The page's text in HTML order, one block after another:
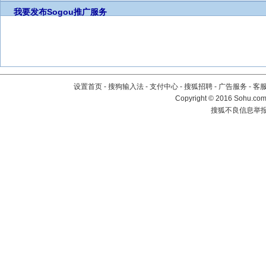
我要发布Sogou推广服务
设置首页 - 搜狗输入法 - 支付中心 - 搜狐招聘 - 广告服务 - 客
Copyright©2016
搜狐不良信息举